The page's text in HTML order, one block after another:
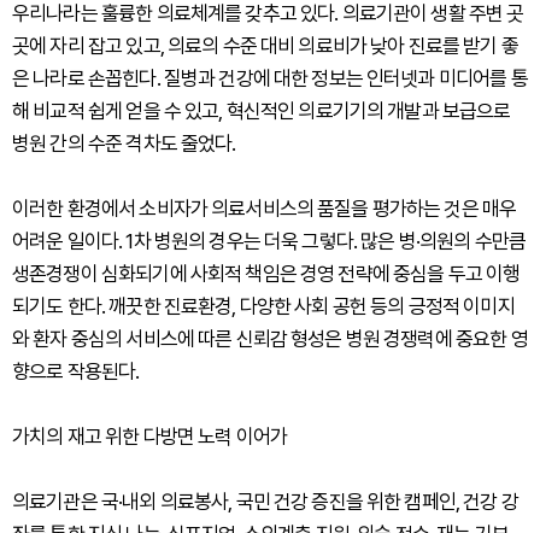
우리나라는 훌륭한 의료체계를 갖추고 있다. 의료기관이 생활 주변 곳
곳에 자리 잡고 있고, 의료의 수준 대비 의료비가 낮아 진료를 받기 좋
은 나라로 손꼽힌다. 질병과 건강에 대한 정보는 인터넷과 미디어를 통
해 비교적 쉽게 얻을 수 있고, 혁신적인 의료기기의 개발과 보급으로
병원 간의 수준 격차도 줄었다.
이러한 환경에서 소비자가 의료서비스의 품질을 평가하는 것은 매우
어려운 일이다. 1차 병원의 경우는 더욱 그렇다. 많은 병·의원의 수만큼
생존경쟁이 심화되기에 사회적 책임은 경영 전략에 중심을 두고 이행
되기도 한다. 깨끗한 진료환경, 다양한 사회 공헌 등의 긍정적 이미지
와 환자 중심의 서비스에 따른 신뢰감 형성은 병원 경쟁력에 중요한 영
향으로 작용된다.
가치의 재고 위한 다방면 노력 이어가
의료기관은 국·내외 의료봉사, 국민 건강 증진을 위한 캠페인, 건강 강